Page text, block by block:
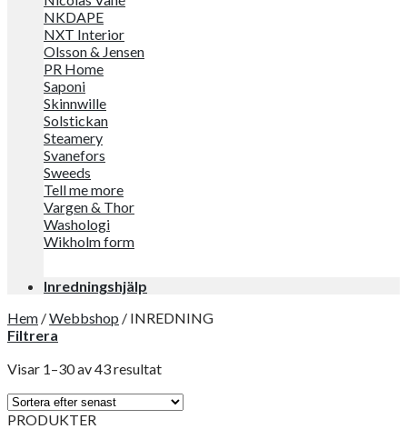
NKDAPE
NXT Interior
Olsson & Jensen
PR Home
Saponi
Skinnwille
Solstickan
Steamery
Svanefors
Sweeds
Tell me more
Vargen & Thor
Washologi
Wikholm form
Inredningshjälp
Hem /Webbshop / INREDNING
Filtrera
Visar 1–30 av 43 resultat
PRODUKTER